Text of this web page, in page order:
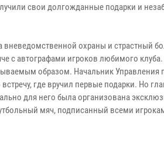
свои долгожданные подарки и
вневедомственной охраны и страстный
с автографами игроков любимого клуба.
образом. Начальник Управления
где вручил первые подарки. Но
для него была организована
мяч, подписанный всеми